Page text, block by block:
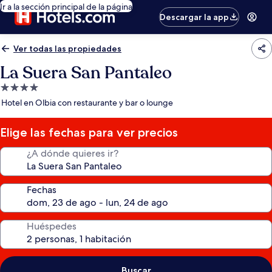
Ir a la sección principal de la página
Descargar la app
Ver todas las propiedades
La Suera San Pantaleo
Propiedad
de
estrellas
Hotel en Olbia con restaurante y bar o lounge
Elige las fechas para ver precios
¿A dónde quieres ir?
Fechas
Huéspedes